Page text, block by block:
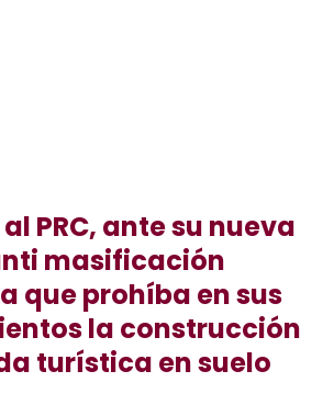
PRC, ante su nueva
masificación
que prohíba en sus
la construcción
turística en suelo